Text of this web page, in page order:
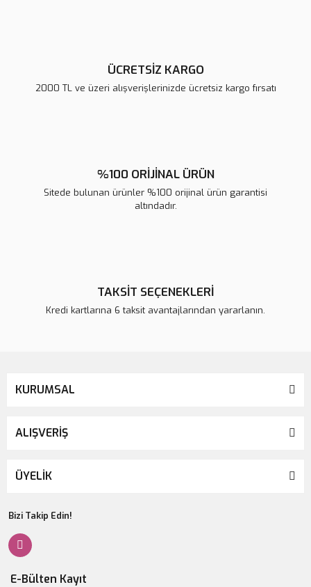
ÜCRETSİZ KARGO
2000 TL ve üzeri alışverişlerinizde ücretsiz kargo fırsatı
%100 ORİJİNAL ÜRÜN
Sitede bulunan ürünler %100 orijinal ürün garantisi
altındadır.
TAKSİT SEÇENEKLERİ
Kredi kartlarına 6 taksit avantajlarından yararlanın.
KURUMSAL
ALIŞVERİŞ
ÜYELİK
Bizi Takip Edin!
E-Bülten Kayıt